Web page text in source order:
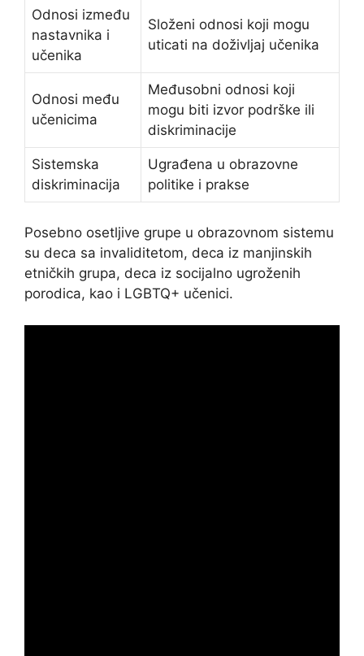
Odnosi između
nastavnika i
učenika
Složeni odnosi koji mogu
uticati na doživljaj učenika
Odnosi među
učenicima
Međusobni odnosi koji
mogu biti izvor podrške ili
diskriminacije
Sistemska
diskriminacija
Ugrađena u obrazovne
politike i prakse
Posebno osetljive grupe u obrazovnom sistemu
su deca sa invaliditetom, deca iz manjinskih
etničkih grupa, deca iz socijalno ugroženih
porodica, kao i LGBTQ+ učenici.